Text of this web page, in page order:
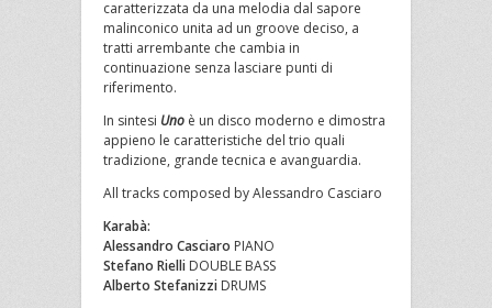
caratterizzata da una melodia dal sapore
malinconico unita ad un groove deciso, a
tratti arrembante che cambia in
continuazione senza lasciare punti di
riferimento.
In sintesi Uno è un disco moderno e dimostra
appieno le caratteristiche del trio quali
tradizione, grande tecnica e avanguardia.
All tracks composed by Alessandro Casciaro
Karabà:
Alessandro Casciaro PIANO
Stefano Rielli DOUBLE BASS
Alberto Stefanizzi DRUMS